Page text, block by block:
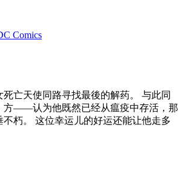
Comics
亡天使同路寻找最後的解药。 与此同
方——认为他既然已经从瘟疫中存活，那
不朽。 这位幸运儿的好运还能让他走多